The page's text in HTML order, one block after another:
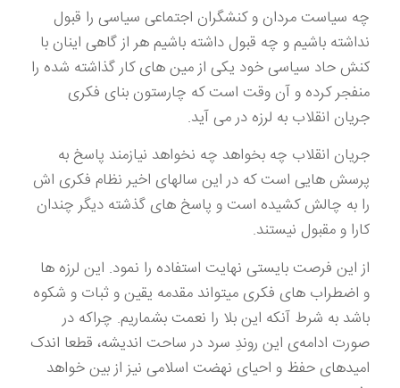
چه سیاست مردان و کنشگران اجتماعی سیاسی را قبول
نداشته باشیم و چه قبول داشته باشیم هر از گاهی اینان با
کنش حاد سیاسی خود یکی از مین های کار گذاشته شده را
منفجر کرده و آن وقت است که چارستون بنای فکری
جریان انقلاب به لرزه در می آید.
جریان انقلاب چه بخواهد چه نخواهد نیازمند پاسخ به
پرسش هایی است که در این سالهای اخیر نظام فکری اش
را به چالش کشیده است و پاسخ های گذشته دیگر چندان
کارا و مقبول نیستند.
از این فرصت بایستی نهایت استفاده را نمود. این لرزه ها
و اضطراب های فکری میتواند مقدمه یقین و ثبات و شکوه
باشد به شرط آنکه این بلا را نعمت بشماریم. چراکه در
صورت ادامه‌ی این روندِ سرد در ساحت اندیشه، قطعا اندک
امید‌های حفظ و احیای نهضت اسلامی نیز از بین خواهد